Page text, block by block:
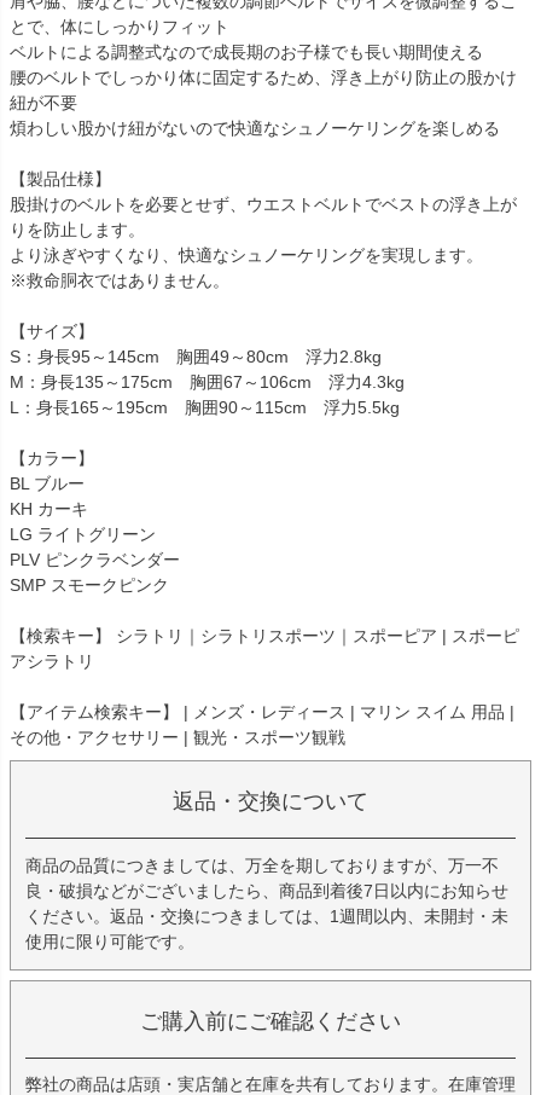
とで、体にしっかりフィット
ベルトによる調整式なので成長期のお子様でも長い期間使える
腰のベルトでしっかり体に固定するため、浮き上がり防止の股かけ
紐が不要
煩わしい股かけ紐がないので快適なシュノーケリングを楽しめる
【製品仕様】
股掛けのベルトを必要とせず、ウエストベルトでベストの浮き上が
りを防止します。
より泳ぎやすくなり、快適なシュノーケリングを実現します。
※救命胴衣ではありません。
【サイズ】
S：身長95～145cm 胸囲49～80cm 浮力2.8kg
M：身長135～175cm 胸囲67～106cm 浮力4.3kg
L：身長165～195cm 胸囲90～115cm 浮力5.5kg
【カラー】
BL ブルー
KH カーキ
LG ライトグリーン
PLV ピンクラベンダー
SMP スモークピンク
【検索キー】 シラトリ｜シラトリスポーツ｜スポーピア | スポーピ
アシラトリ
【アイテム検索キー】 | メンズ・レディース | マリン スイム 用品 |
その他・アクセサリー | 観光・スポーツ観戦
返品・交換について
商品の品質につきましては、万全を期しておりますが、万一不
良・破損などがございましたら、商品到着後7日以内にお知らせ
ください。返品・交換につきましては、1週間以内、未開封・未
使用に限り可能です。
ご購入前にご確認ください
弊社の商品は店頭・実店舗と在庫を共有しております。在庫管理